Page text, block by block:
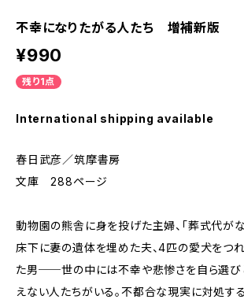
不幸になりたがる人たち 増補新版
¥990
残り1点
International shipping available
春日武彦／筑摩書房
文庫 288ページ
動物園の熊舎に身を投げた主婦、「葬式代が
床下に妻の遺体を埋めた夫、4匹の愛犬をつ
た男──世の中には不幸や悲惨さを自ら選び
えない人たちがいる。不都合な現実に対処す